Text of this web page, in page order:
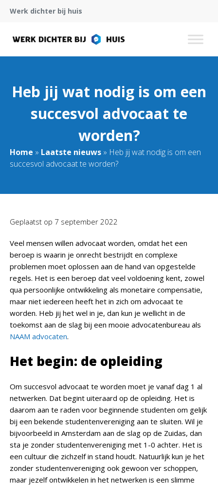
Werk dichter bij huis
Heb jij wat nodig is om een
succesvol advocaat te
worden?
Home » Laatste nieuws » Heb jij wat nodig is om een
succesvol advocaat te worden?
Geplaatst op 7 september 2022
Veel mensen willen advocaat worden, omdat het een
beroep is waarin je onrecht bestrijdt en complexe
problemen moet oplossen aan de hand van opgestelde
regels. Het is een beroep dat veel voldoening kent, zowel
qua persoonlijke ontwikkeling als monetaire compensatie,
maar niet iedereen heeft het in zich om advocaat te
worden. Heb jij het wel in je, dan kun je wellicht in de
toekomst aan de slag bij een mooie advocatenbureau als
NAAM advocaten.
Het begin: de opleiding
Om succesvol advocaat te worden moet je vanaf dag 1 al
netwerken. Dat begint uiteraard op de opleiding. Het is
daarom aan te raden voor beginnende studenten om gelijk
bij een bekende studentenvereniging aan te sluiten. Wil je
bijvoorbeeld in Amsterdam aan de slag op de Zuidas, dan
sta je zonder studentenvereniging met 1-0 achter. Het is
een cultuur die zichzelf in stand houdt. Natuurlijk kun je het
zonder studentenvereniging ook gewoon ver schoppen,
maar jezelf ontwikkelen in het netwerken is een slimme